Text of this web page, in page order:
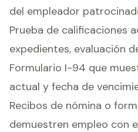
del empleador
Prueba de calificaciones
expedientes, evaluación
Formulario I-94 que
actual y fecha de
Recibos de nómina o
demuestren empleo con